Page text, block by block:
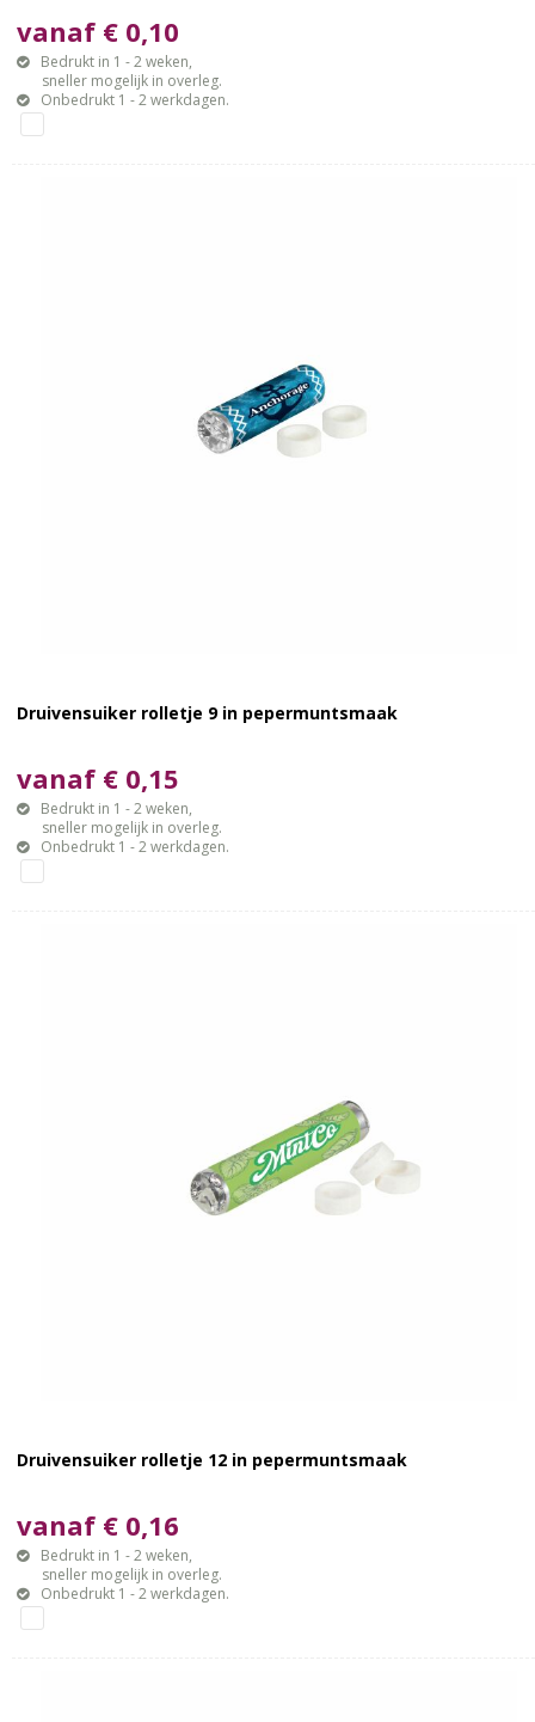
vanaf € 0,10
Bedrukt in 1 - 2 weken,
sneller mogelijk in overleg.
Onbedrukt 1 - 2 werkdagen.
Druivensuiker rolletje 9 in pepermuntsmaak
vanaf € 0,15
Bedrukt in 1 - 2 weken,
sneller mogelijk in overleg.
Onbedrukt 1 - 2 werkdagen.
Druivensuiker rolletje 12 in pepermuntsmaak
vanaf € 0,16
Bedrukt in 1 - 2 weken,
sneller mogelijk in overleg.
Onbedrukt 1 - 2 werkdagen.